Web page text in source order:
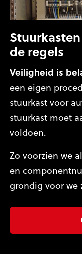
de regels
Veiligheid is
een eigen
stuurkast voor
stuurkast moet
voldoen.
Zo voorzien we
en
grondig voor we